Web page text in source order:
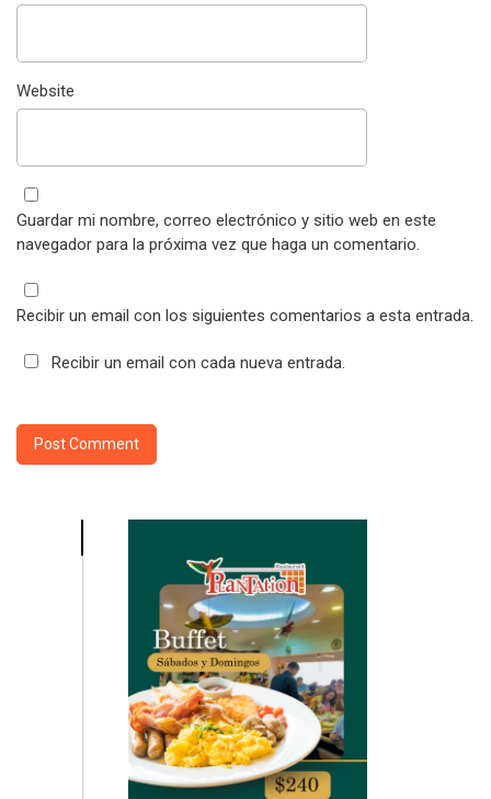
Website
Guardar mi nombre, correo electrónico y sitio web en este
navegador para la próxima vez que haga un comentario.
Recibir un email con los siguientes comentarios a esta entrada.
Recibir un email con cada nueva entrada.